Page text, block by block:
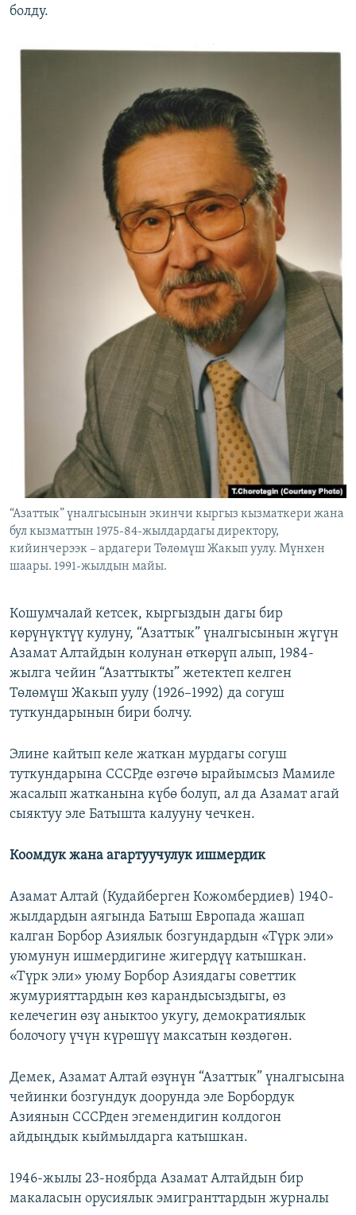
болду.
“Азаттык” үналгысынын экинчи кыргыз кызматкери жана
бул кызматтын 1975-84-жылдардагы директору,
кийинчерээк – ардагери Төлөмүш Жакып уулу. Мүнхен
шаары. 1991-жылдын майы.
Кошумчалай кетсек, кыргыздын дагы бир
көрүнүктүү кулуну, “Азаттык” үналгысынын жүгүн
Азамат Алтайдын колунан өткөрүп алып, 1984-
жылга чейин “Азаттыкты” жетектеп келген
Төлөмүш Жакып уулу (1926–1992) да согуш
туткундарынын бири болчу.
Элине кайтып келе жаткан мурдагы согуш
туткундарына СССРде өзгөчө ырайымсыз Мамиле
жасалып жатканына күбө болуп, ал да Азамат агай
сыяктуу эле Батышта калууну чечкен.
Коомдук жана агартуучулук ишмердик
Азамат Алтай (Кудайберген Кожомбердиев) 1940-
жылдардын аягында Батыш Европада жашап
калган Борбор Азиялык бозгундардын «Түрк эли»
уюмунун ишмердигине жигердүү катышкан.
«Түрк эли» уюму Борбор Азиядагы советтик
жумурияттардын көз карандысыздыгы, өз
келечегин өзү аныктоо укугу, демократиялык
болочогу үчүн күрөшүү максатын көздөгөн.
Демек, Азамат Алтай өзүнүн “Азаттык” үналгысына
чейинки бозгундук доорунда эле Борбордук
Азиянын СССРден эгемендигин колдогон
айдыңдык кыймылдарга катышкан.
1946-жылы 23-ноябрда Азамат Алтайдын бир
макаласын орусиялык эмигранттардын журналы